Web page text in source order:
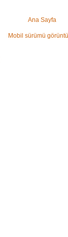
Ana Sayfa
Mobil sürümü